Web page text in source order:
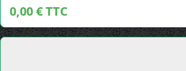
0,00 € TTC